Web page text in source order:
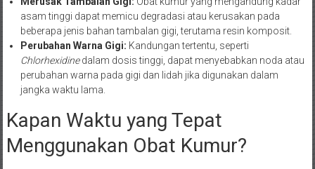
asam tinggi dapat memicu degradasi atau kerusakan pada
beberapa jenis bahan tambalan gigi, terutama resin komposit.
Perubahan Warna Gigi: Kandungan tertentu, seperti
Chlorhexidinedalam dosis tinggi, dapat menyebabkan noda atau
perubahan warna pada gigi dan lidah jika digunakan dalam
jangka waktu lama.
Kapan Waktu yang Tepat
Menggunakan Obat Kumur?